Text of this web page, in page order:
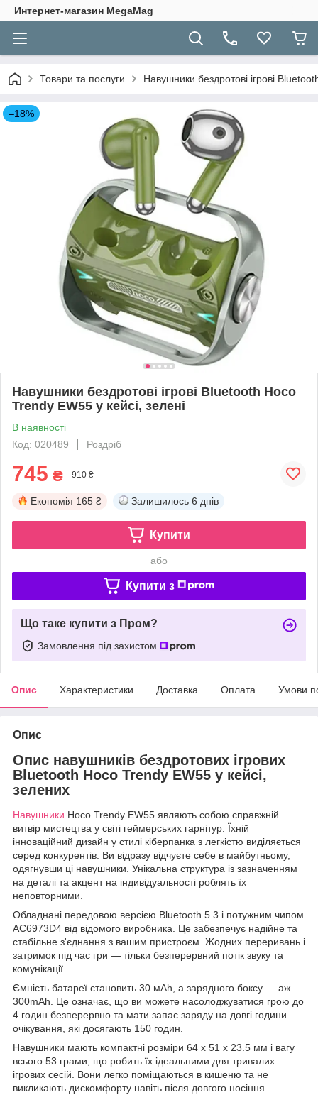
Интернет-магазин MegaMag
Товари та послуги Навушники бездротові ігрові
–18%
Навушники бездротові ігрові Bluetooth Hoco
Trendy EW55 у кейсі, зелені
В наявності
Код: 020489
Роздріб
745 ₴ 910 ₴
Економія 165 ₴ Залишилось 6 днів
Купити
або
Купити з
Що таке купити з Пром?
Замовлення під захистом
Опис Характеристики Доставка Оплата Умови
Опис
Опис навушників бездротових ігрових
Bluetooth Hoco Trendy EW55 у кейсі,
зелених
Навушники Hoco Trendy EW55 являють собою справжній
витвір мистецтва у світі геймерських гарнітур. Їхній
інноваційний дизайн у стилі кіберпанка з легкістю виділяється
серед конкурентів. Ви відразу відчуєте себе в майбутньому,
одягнувши ці навушники. Унікальна структура із зазначенням
на деталі та акцент на індивідуальності роблять їх
неповторними.
Обладнані передовою версією Bluetooth 5.3 і потужним чипом
AC6973D4 від відомого виробника. Це забезпечує надійне та
стабільне з'єднання з вашим пристроєм. Жодних переривань і
затримок під час гри — тільки безперервний потік звуку та
комунікації.
Ємність батареї становить 30 мAh, а зарядного боксу — аж
300mAh. Це означає, що ви можете насолоджуватися грою до
4 годин безперервно та мати запас заряду на довгі години
очікування, які досягають 150 годин.
Навушники мають компактні розміри 64 x 51 x 23.5 мм і вагу
всього 53 грами, що робить їх ідеальними для тривалих
ігрових сесій. Вони легко поміщаються в кишеню та не
викликають дискомфорту навіть після довгого носіння.